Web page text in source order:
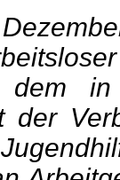
dem
der